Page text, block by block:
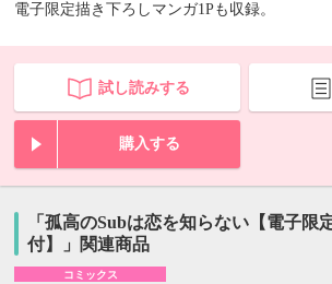
電子限定描き下ろしマンガ1Pも収録。
試し読みする
購入する
「孤高のSubは恋を知らない【電子限
付】」関連商品
コミックス